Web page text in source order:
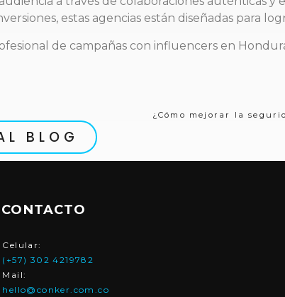
estas agencias están diseñadas para
de campañas con influencers en
¿Cómo mejorar la
BLOG
CONTACTO
Celular:
(+57) 302 4219782
Mail:
hello@conker.com.co